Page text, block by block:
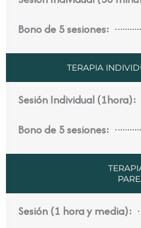
Bono de 5 sesiones:
TERAPIA
Sesión Individual (1hora):
Bono de 5 sesiones:
Sesión (1 hora y media):